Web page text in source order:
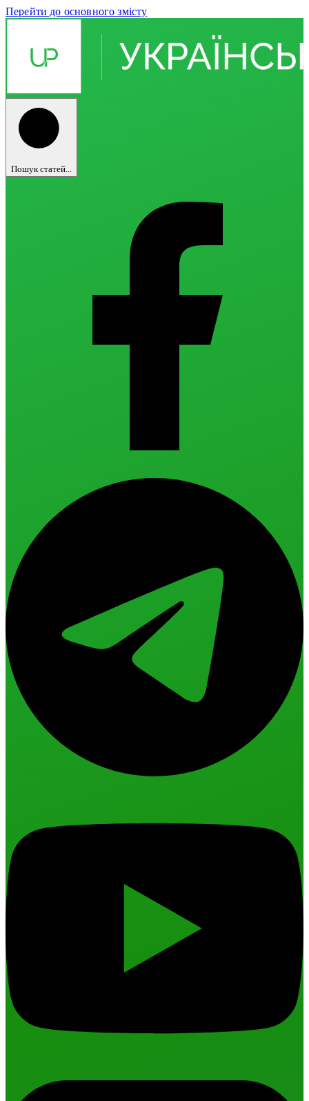
Перейти до основного змісту
Пошук статей...